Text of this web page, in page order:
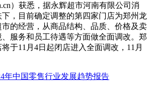
）获悉，据永辉超市河南有限公司消
，目前确定调整的第四家门店为郑州龙
的经营，从商品结构、品质、价格及卖
服务和员工待遇等方面做全面调改。郑
于11月4日起闭店进入全面调改，11月
年中国零售行业发展趋势报告